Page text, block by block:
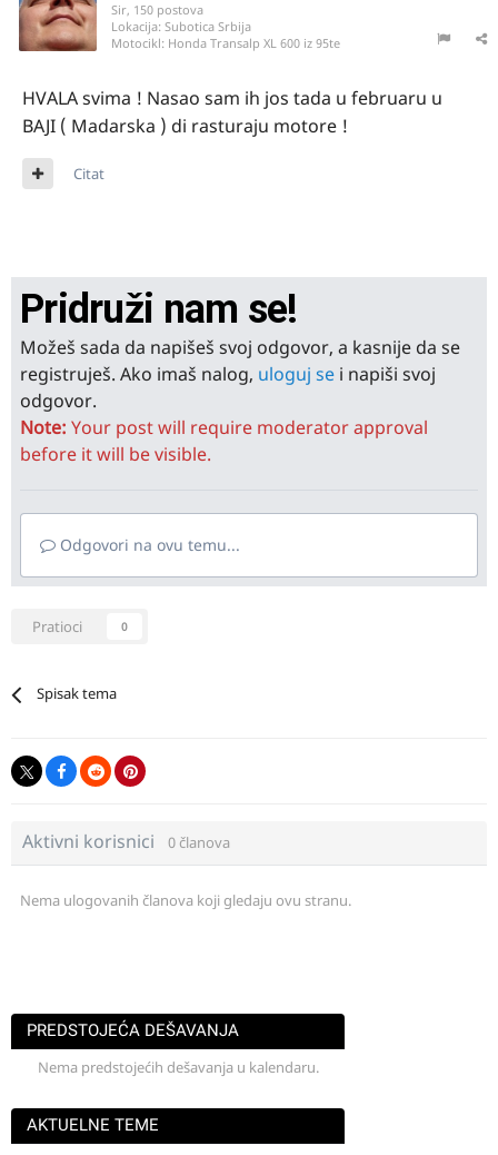
Sir, 150 postova
Lokacija: Subotica Srbija
Motocikl: Honda Transalp XL 600 iz 95te
HVALA svima ! Nasao sam ih jos tada u februaru u
BAJI ( Madarska ) di rasturaju motore !
Citat
Pridruži nam se!
Možeš sada da napišeš svoj odgovor, a kasnije da se
registruješ. Ako imaš nalog, uloguj se i napiši svoj
odgovor.
Note: Your post will require moderator approval
before it will be visible.
Odgovori na ovu temu...
Pratioci 0
Spisak tema
Aktivni korisnici 0 članova
Nema ulogovanih članova koji gledaju ovu stranu.
PREDSTOJEĆA DEŠAVANJA
Nema predstojećih dešavanja u kalendaru.
AKTUELNE TEME